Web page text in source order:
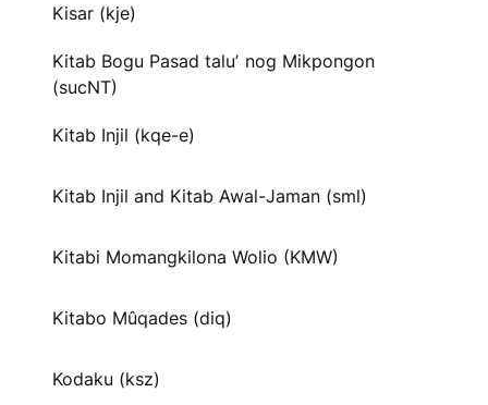
Kisar (kje)
Kitab Bogu Pasad taluʼ nog Mikpongon
(sucNT)
Kitab Injil (kqe-e)
Kitab Injil and Kitab Awal-Jaman (sml)
Kitabi Momangkilona Wolio (KMW)
Kitabo Mûqades (diq)
Kodaku (ksz)